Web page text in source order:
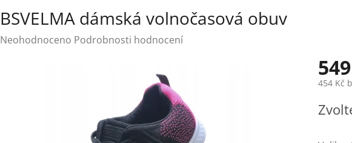
BSVELMA dámská volnočasová obuv
Průměrné
Neohodnoceno Podrobnosti hodnocení
454 Kč
cena: